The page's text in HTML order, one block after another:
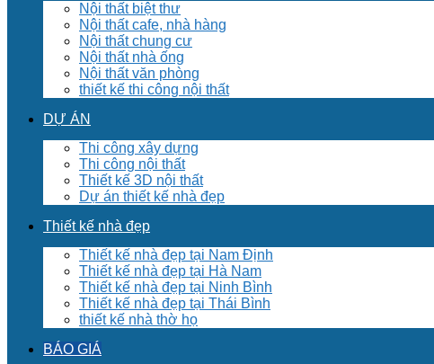
Nội thất biệt thư
Nội thất cafe, nhà hàng
Nội thất chung cư
Nội thất nhà ống
Nội thất văn phòng
thiết kế thi công nội thất
DỰ ÁN
Thi công xây dựng
Thi công nội thất
Thiết kế 3D nội thất
Dự án thiết kế nhà đẹp
Thiết kế nhà đẹp
Thiết kế nhà đẹp tại Nam Định
Thiết kế nhà đẹp tại Hà Nam
Thiết kế nhà đẹp tại Ninh Bình
Thiết kế nhà đẹp tại Thái Bình
thiết kế nhà thờ họ
BÁO GIÁ